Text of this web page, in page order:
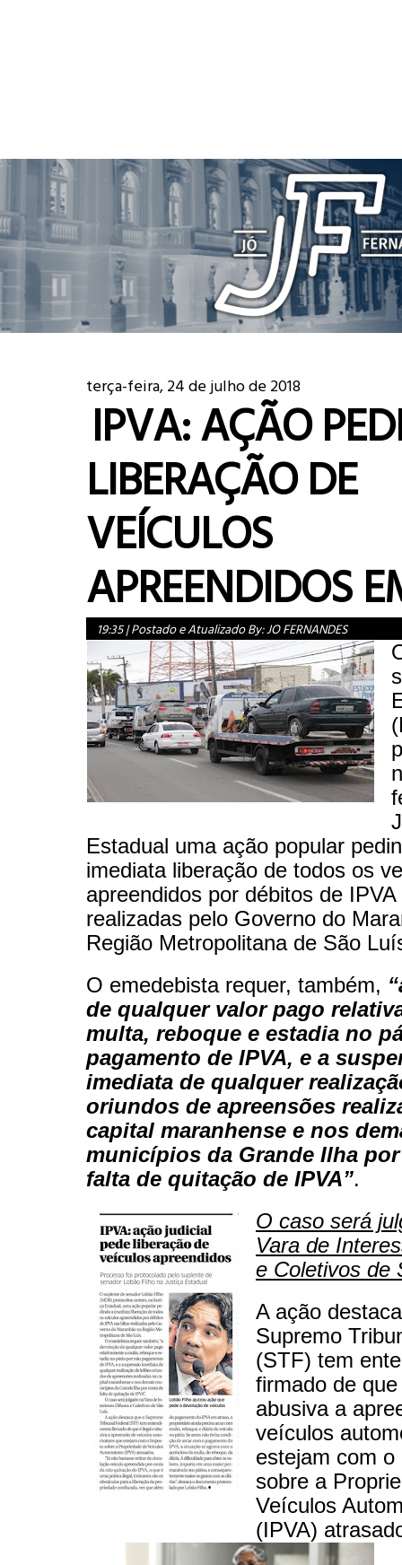
terça-feira, 24 de julho de 2018
IPVA: AÇÃO
LIBERAÇÃO DE
VEÍCULOS
APREENDIDOS
19:35|Postado e Atualizado By:JO FERNANDES
Estadual uma ação popular
imediata liberação de todos os
apreendidos por débitos de
realizadas pelo Governo do
Região Metropolitana de São
O emedebista requer, também,
de qualquer valor pago
multa, reboque e estadia no
pagamento de IPVA, e a
imediata de qualquer
oriundos de apreensões
capital maranhense e nos
municípios da Grande Ilha
falta de quitação de IPVA”.
O caso será
Vara de
e Coletivos de
A ação
Supremo
(STF) tem
firmado de
abusiva a
veículos
estejam com o
sobre a
Veículos
(IPVA)